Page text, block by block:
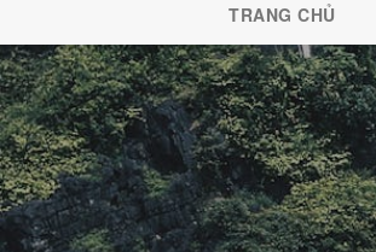
Lịch
Kết
Nối
Di
Sản
Miền
Trung
TRANG CHỦ